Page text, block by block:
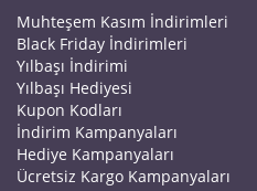
Muhteşem Kasım İndirimleri
Black Friday İndirimleri
Yılbaşı İndirimi
Yılbaşı Hediyesi
Kupon Kodları
İndirim Kampanyaları
Hediye Kampanyaları
Ücretsiz Kargo Kampanyaları